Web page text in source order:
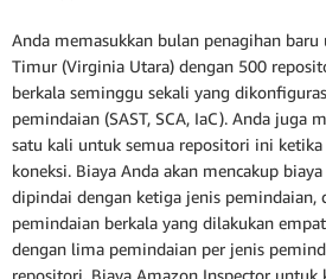
Anda memasukkan bulan penagihan baru
Timur (Virginia Utara) dengan 500
berkala seminggu sekali yang
pemindaian (SAST, SCA, IaC). Anda juga
satu kali untuk semua repositori ini
koneksi. Biaya Anda akan mencakup
dipindai dengan ketiga jenis pemindaian,
pemindaian berkala yang dilakukan
dengan lima pemindaian per jenis
repositori. Biaya Amazon Inspector untuk